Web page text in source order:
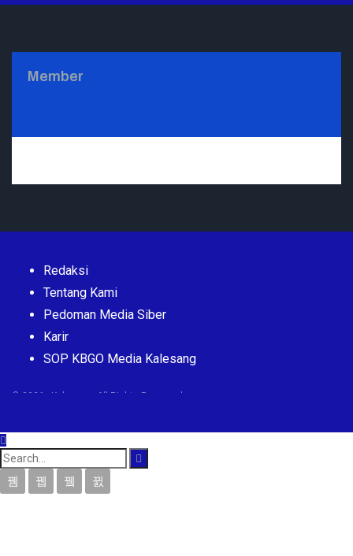
Member
Redaksi
Tentang Kami
Pedoman Media Siber
Karir
SOP KBGO Media Kalesang
© 2026 - Kalesang. All Rights Reserved.